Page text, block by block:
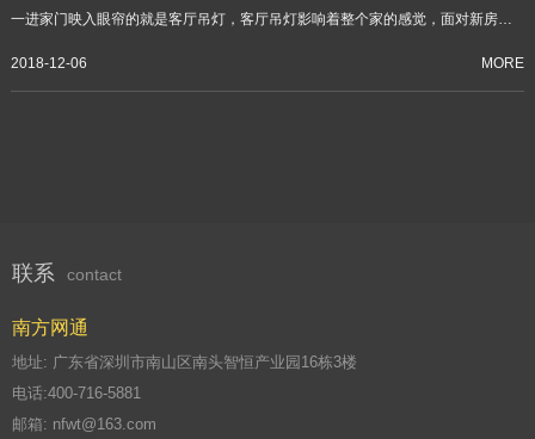
一进家门映入眼帘的就是客厅吊灯，客厅吊灯影响着整个家的感觉，面对新房子
2018-12-06
MORE
联系 contact
南方网通
地址: 广东省深圳市南山区南头智恒产业园16栋3楼
电话:400-716-5881
邮箱: nfwt@163.com